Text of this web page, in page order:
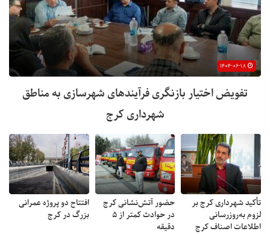
تفویض اختیار بازنگری فرآیندهای شهرسازی به مناطق
شهرداری کرج
تأکید شهرداری کرج بر
لزوم به‌روزرسانی
اطلاعات اصناف کرج
حضور آتش‌نشانی کرج
در حوادث کمتر از ۵
دقیقه
افتتاح دو پروژه عمرانی
بزرگ در کرج